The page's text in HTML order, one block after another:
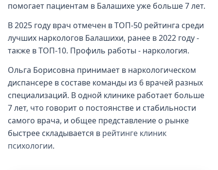
помогает пациентам в Балашихе уже больше 7 лет.
В 2025 году врач отмечен в ТОП-50 рейтинга среди
лучших наркологов Балашихи, ранее в 2022 году -
также в ТОП-10. Профиль работы - наркология.
Ольга Борисовна принимает в наркологическом
диспансере в составе команды из 6 врачей разных
специализаций. В одной клинике работает больше
7 лет, что говорит о постоянстве и стабильности
самого врача, и общее представление о рынке
быстрее складывается в рейтинге клиник
психологии.